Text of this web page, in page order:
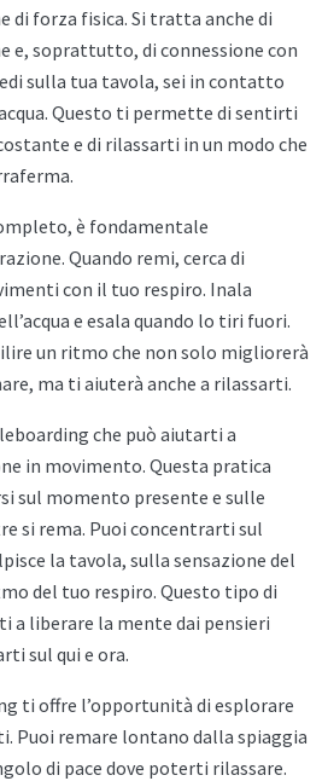
di forza fisica. Si tratta anche di
e, soprattutto, di connessione con
sulla tua tavola, sei in contatto
Questo ti permette di sentirti
e di rilassarti in un modo che
è fondamentale
Quando remi, cerca di
con il tuo respiro. Inala
e esala quando lo tiri fuori.
un ritmo che non solo migliorerà
ma ti aiuterà anche a rilassarti.
che può aiutarti a
in movimento. Questa pratica
sul momento presente e sulle
si rema. Puoi concentrarti sul
la tavola, sulla sensazione del
del tuo respiro. Questo tipo di
a liberare la mente dai pensieri
sul qui e ora.
ti offre l’opportunità di esplorare
Puoi remare lontano dalla spiaggia
di pace dove poterti rilassare.